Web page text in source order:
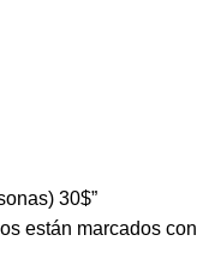
30$”
están marcados con